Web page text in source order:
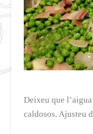
Deixeu que
caldosos. Ajusteu